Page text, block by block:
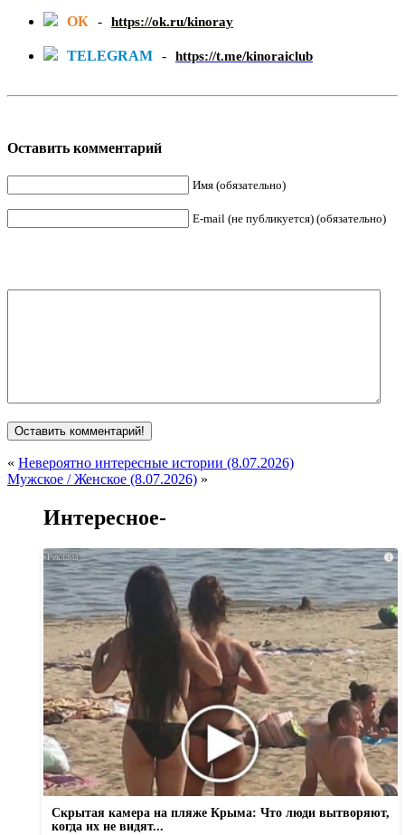
ОК - https://ok.ru/kinoray
TELEGRAM - https://t.me/kinoraiclub
Оставить комментарий
Имя (обязательно)
E-mail (не публикуется) (обязательно)
« Невероятно интересные истории (8.07.2026)
Мужское / Женское (8.07.2026) »
Интересное-
i
Скрытая камера на пляже Крыма: Что люди вытворяют,
когда их не видят...